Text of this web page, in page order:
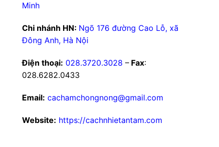
Minh
Chi nhánh HN: Ngõ 176 đường Cao Lỗ, xã
Đông Anh, Hà Nội
Điện thoại: 028.3720.3028 – Fax:
028.6282.0433
Email: cachamchongnong@gmail.com
Website: https://cachnhietantam.com